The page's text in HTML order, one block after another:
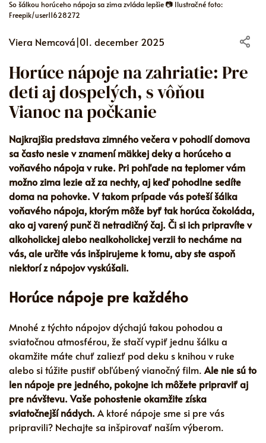
So šálkou horúceho nápoja sa zima zvláda lepšie 📷 Ilustračné foto:
Freepik/user11628272
Viera Nemcová|01. december 2025
Horúce nápoje na zahriatie: Pre
deti aj dospelých, s vôňou
Vianoc na počkanie
Najkrajšia predstava zimného večera v pohodlí domova
sa často nesie v znamení mäkkej deky a horúceho a
voňavého nápoja v ruke. Pri pohľade na teplomer vám
možno zima lezie až za nechty, aj keď pohodlne sedíte
doma na pohovke. V takom prípade vás poteší šálka
voňavého nápoja, ktorým môže byť tak horúca čokoláda,
ako aj varený punč či netradičný čaj. Či si ich pripravíte v
alkoholickej alebo nealkoholickej verzii to necháme na
vás, ale určite vás inšpirujeme k tomu, aby ste aspoň
niektorí z nápojov vyskúšali.
Horúce nápoje pre každého
Mnohé z týchto nápojov dýchajú takou pohodou a
sviatočnou atmosférou, že stačí vypiť jednu šálku a
okamžite máte chuť zaliezť pod deku s knihou v ruke
alebo si túžite pustiť obľúbený vianočný film. Ale nie sú to
len nápoje pre jedného, pokojne ich môžete pripraviť aj
pre návštevu. Vaše pohostenie okamžite získa
sviatočnejší nádych. A ktoré nápoje sme si pre vás
pripravili? Nechajte sa inšpirovať naším výberom.